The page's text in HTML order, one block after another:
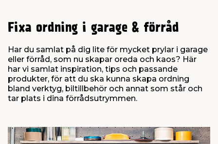
& Panel
& Husgrund
Vind
& Förvaring
& Växtnäring
& Ficklampor
& Rollers
Maskering
elverktyg
& Märkning
Spel
Fixa ordning i garage & förråd
Har du samlat på dig lite för mycket prylar i garage
eller förråd, som nu skapar oreda och kaos? Här
har vi samlat inspiration, tips och passande
produkter, för att du ska kunna skapa ordning
bland verktyg, biltillbehör och annat som står och
tar plats i dina förrådsutrymmen.